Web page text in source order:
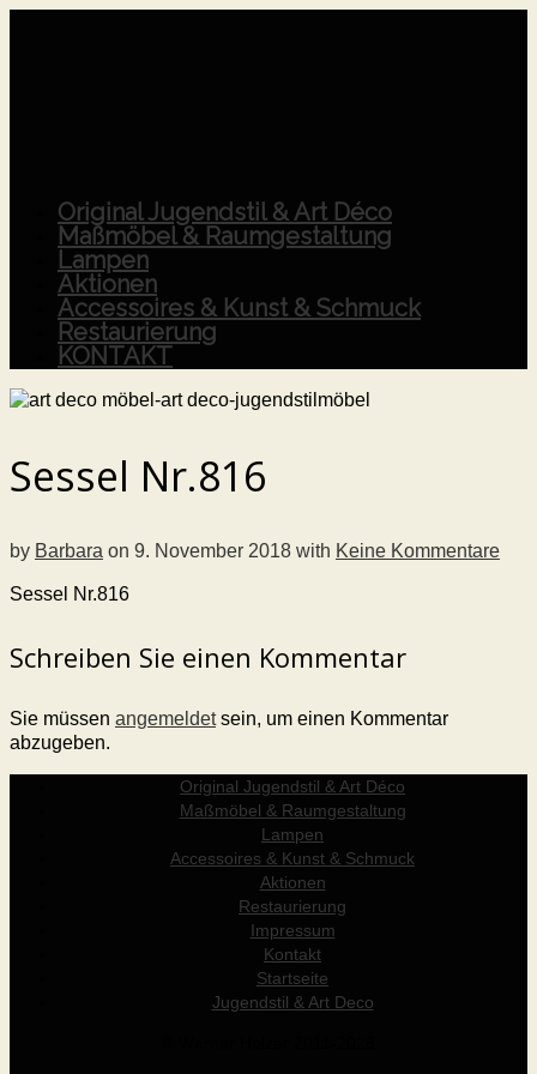
Original Jugendstil & Art Déco
Maßmöbel & Raumgestaltung
Lampen
Aktionen
Accessoires & Kunst & Schmuck
Restaurierung
KONTAKT
Sessel Nr.816
by Barbara on 9. November 2018 with Keine Kommentare
Sessel Nr.816
Schreiben Sie einen Kommentar
Sie müssen angemeldetsein, um einen Kommentar
abzugeben.
Original Jugendstil & Art Déco
Maßmöbel & Raumgestaltung
Lampen
Accessoires & Kunst & Schmuck
Aktionen
Restaurierung
Impressum
Kontakt
Startseite
Jugendstil & Art Deco